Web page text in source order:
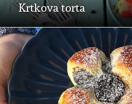
Krtkova torta